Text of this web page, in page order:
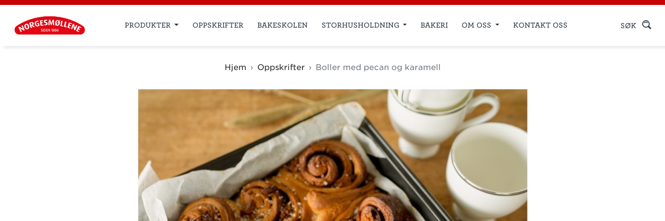
PRODUKTER OPPSKRIFTER BAKESKOLEN STORHUSHOLDNING BAKERI OM OSS KONTAKT OSS SØK
Hjem Oppskrifter Boller med pecan og karamell